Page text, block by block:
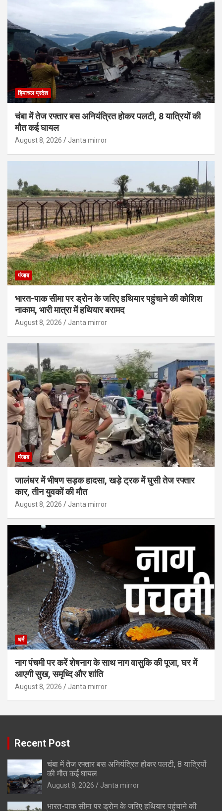
हिमाचल प्रदेश
चंबा में तेज रफ्तार बस अनियंत्रित होकर पलटी, 8 यात्रियों की
मौत कई घायल
August 8, 2026 Janta mirror
पंजाब
भारत-पाक सीमा पर ड्रोन के जरिए हथियार पहुंचाने की कोशिश
नाकाम, भारी मात्रा में हथियार बरामद
August 8, 2026 Janta mirror
पंजाब
जालंधर में भीषण सड़क हादसा, खड़े ट्रक में घुसी तेज रफ्तार
कार, तीन युवकों की मौत
August 8, 2026 Janta mirror
धर्म
नाग पंचमी पर करें शेषनाग के साथ नाग वासुकि की पूजा, घर में
आएगी सुख, समृध्दि और शांति
August 8, 2026 Janta mirror
Recent Post
चंबा में तेज रफ्तार बस अनियंत्रित होकर पलटी, 8 यात्रियों
की मौत कई घायल
August 8, 2026 Janta mirror
भारत-पाक सीमा पर ड्रोन के जरिए हथियार पहुंचाने की